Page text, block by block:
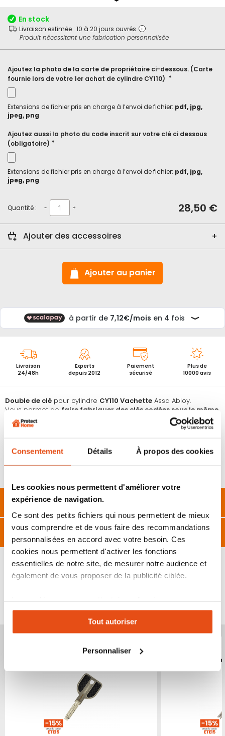
Consentement Détails À propos des cookies
Les cookies nous permettent d'améliorer votre
expérience de navigation.
Ce sont des petits fichiers qui nous permettent de mieux
vous comprendre et de vous faire des recommandations
personnalisées en accord avec votre besoin. Ces
cookies nous permettent d'activer les fonctions
essentielles de notre site, de mesurer notre audience et
également de vous proposer de la publicité ciblée.
expérience personnalisée sur notre site. Vous pouvez
changer votre choix à n'importe quel moment. Refuser
tous les cookies peut limiter certaines fonctionnalités.
Tout autoriser
Personnaliser
de
la
Galerie
Double de clé pour cylindre CY110 Vachette Assa Abloy.
Vous permet de faire fabriquer des clés codées sous le même
numéroque les clés que vous avez déjà en votre possession.
Reproduction officielle
dans l’usine Vachette au meilleur prix.
personnelle ainsi qu’une photo de votre clé en laissant bien
apparaitre le code visible.
En stock
Livraison estimée : 10 à 20 jours ouvrés
Produit nécessitant une fabrication personnalisée
Ajoutez la photo de la carte de propriétaire ci-dessous. (Carte
fournie lors de votre 1er achat de cylindre CY110)
Extensions de fichier pris en charge à l’envoi de fichier: pdf, jpg,
jpeg, png
Ajoutez aussi la photo du code inscrit sur votre clé ci dessous
(obligatoire)
Extensions de fichier pris en charge à l’envoi de fichier: pdf, jpg,
jpeg, png
Quantité : - + 28,50 €
Ajouter des accessoires
Ajouter au panier
Livraison
24/48h
Experts
depuis 2012
Paiement
sécurisé
Plus de
10000 avis
Description
Caractéristiques
PAR...